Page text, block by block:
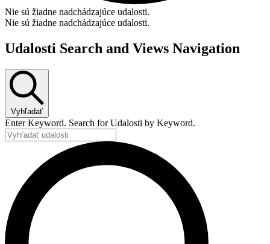
Nie sú žiadne nadchádzajúce udalosti.
Nie sú žiadne nadchádzajúce udalosti.
Udalosti Search and Views Navigation
Vyhľadať
Enter Keyword. Search for Udalosti by Keyword.